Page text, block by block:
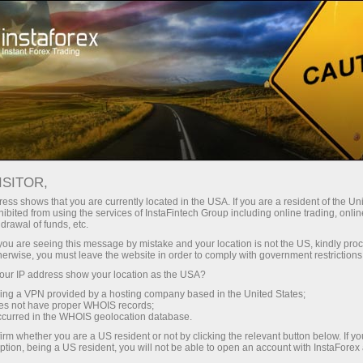
ngay lập tức Tải nền tảng giao dịch Metatrader
người mới bắt
đầu
Dành cho nhà đầu
tư
Dành cho đối tác Các
and
shows that you are currently located in the USA. If you are a resident of the
from using the services of InstaFintech Group including online trading,
of funds, etc.
are seeing this message by mistake and your location is not the US, kindly
you must leave the website in order to comply with government
IP address show your location as the USA?
a VPN provided by a hosting company based in the United States;
not have proper WHOIS records;
in the WHOIS geolocation database.
whether you are a US resident or not by clicking the relevant button below. If
being a US resident, you will not be able to open an account with InstaForex